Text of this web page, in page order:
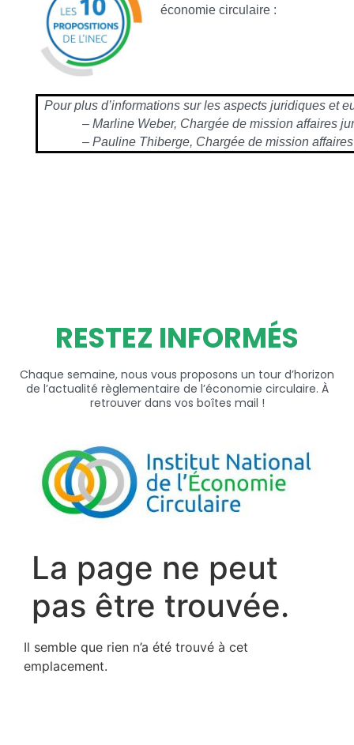
économie circulaire :
Pour plus d’informations sur les aspects juridiques et
– Marline Weber, Chargée de mission affaires
– Pauline Thiberge, Chargée de mission affaires
RESTEZ INFORMÉS
Chaque semaine, nous vous proposons un tour d’horizon
de l’actualité règlementaire de l’économie circulaire. À
retrouver dans vos boîtes mail !